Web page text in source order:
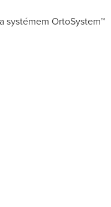
systémem OrtoSystem™